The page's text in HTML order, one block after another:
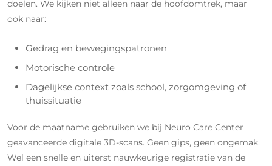
doelen. We kijken niet alleen naar de hoofdomtrek, maar
ook naar:
Gedrag en bewegingspatronen
Motorische controle
Dagelijkse context zoals school, zorgomgeving of
thuissituatie
Voor de maatname gebruiken we bij Neuro Care Center
geavanceerde digitale 3D-scans. Geen gips, geen ongemak.
Wel een snelle en uiterst nauwkeurige registratie van de